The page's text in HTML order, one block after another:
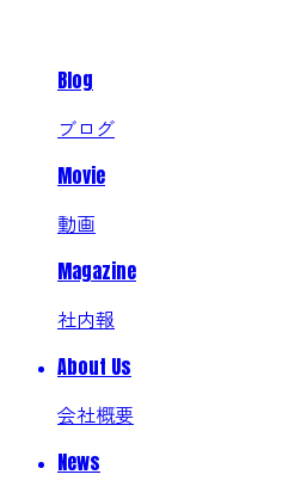
Blog
ブログ
Movie
動画
Magazine
社内報
About Us
会社概要
News